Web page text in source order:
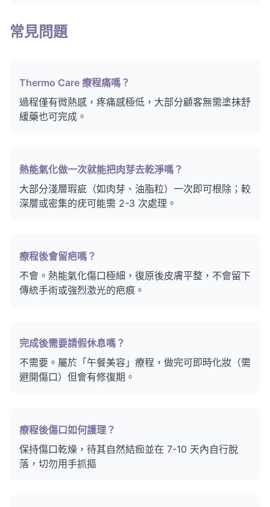
常見問題
Thermo Care 療程痛嗎？
過程僅有微熱感，疼痛感極低，大部分顧客無需塗抹舒
緩藥也可完成。
熱能氣化做一次就能把肉芽去乾淨嗎？
大部分淺層瑕疵（如肉芽、油脂粒）一次即可根除；較
深層或密集的疣可能需 2-3 次處理。
療程後會留疤嗎？
不會。熱能氣化傷口極細，復原後皮膚平整，不會留下
傳統手術或強烈激光的疤痕。
完成後需要請假休息嗎？
不需要。屬於「午餐美容」療程，做完可即時化妝（需
避開傷口）但會有修復期。
療程後傷口如何護理？
保持傷口乾燥，待其自然結痂並在 7-10 天內自行脫
落，切勿用手抓摳